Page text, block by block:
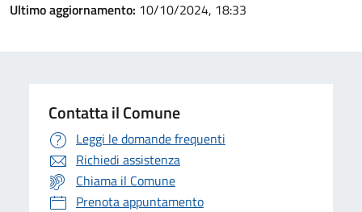
Ultimo aggiornamento: 10/10/2024, 18:33
Contatta il Comune
Leggi le domande frequenti
Richiedi assistenza
Chiama il Comune
Prenota appuntamento